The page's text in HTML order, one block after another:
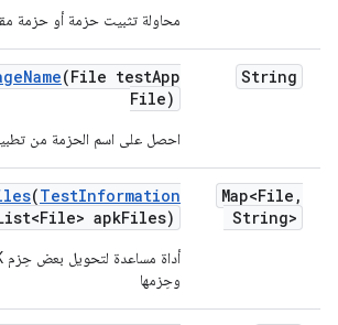
محاولة تثبيت حزمة أو حزمة
String
Name(File testApp
File)
احصل على اسم الحزمة من
Map<File ,
String>
(TestInformation
apkFiles)
وحِزمها